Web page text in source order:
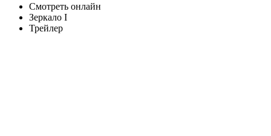
Смотреть онлайн
Зеркало I
Трейлер